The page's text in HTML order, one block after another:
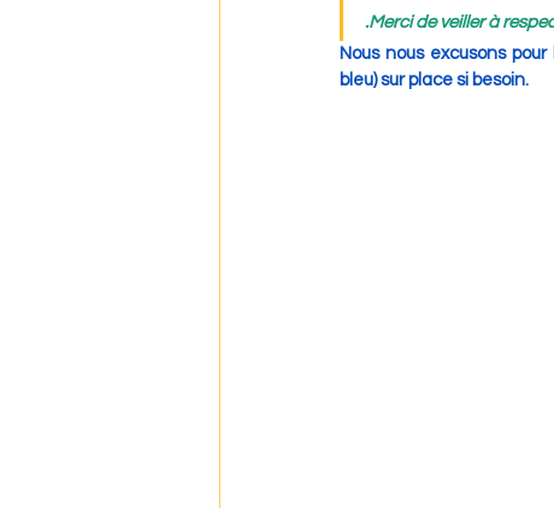
.Merci de veiller à
Nous nous excusons
bleu) sur place si besoin.